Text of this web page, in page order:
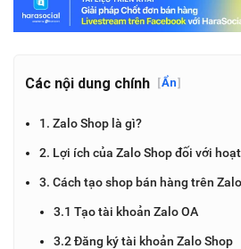
Các nội dung chính [Ẩn]
1. Zalo Shop là gì?
2. Lợi ích của Zalo Shop đối với
3. Cách tạo shop bán hàng trên Zalo
3.1 Tạo tài khoản Zalo OA
3.2 Đăng ký tài khoản Zalo Shop